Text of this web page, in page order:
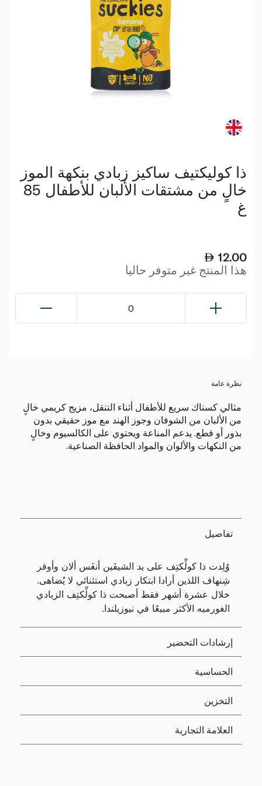
ذا كوليكتيف ساكيز زبادي بنكهة الموز
خالٍ من مشتقات الألبان للأطفال 85
غ
12.00
هذا المنتج غير متوفر حاليا
0
نظرة عامة
مثالي كسناك سريع للأطفال أثناء التنقل، مزيج كريمي خالٍ
من الألبان من الشوفان وجوز الهند مع موز حقيقي بدون
بذور أو قطع. يدعم المناعة ويحتوي على الكالسيوم وخالٍ
من النكهات والألوان والمواد الحافظة الصناعية.
تفاصيل
وُلِدت ذا كولِّكتِف على يد الشيفَين أنغَس ألان وأوفر
شِنهاف اللذين أرادا ابتكار زبادي استثنائي لا يُضاهى.
خلال عشرة أشهر فقط أصبحت ذا كولِّكتِف الزبادي
الغورميه الأكثر مبيعًا في نيوزيلندا.
إرشادات التحضير
الحساسية
التخزين
العلامة التجارية